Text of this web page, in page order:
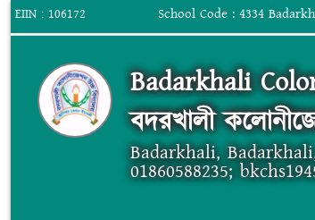
EIIN : 106172 School Code : 4334
Badarkhali
বদরখালী
Badarkhali,
01860588235;